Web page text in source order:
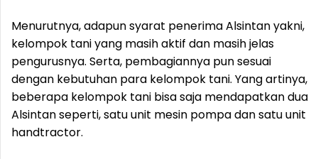
Menurutnya, adapun syarat penerima Alsintan yakni,
kelompok tani yang masih aktif dan masih jelas
pengurusnya. Serta, pembagiannya pun sesuai
dengan kebutuhan para kelompok tani. Yang artinya,
beberapa kelompok tani bisa saja mendapatkan dua
Alsintan seperti, satu unit mesin pompa dan satu unit
handtractor.